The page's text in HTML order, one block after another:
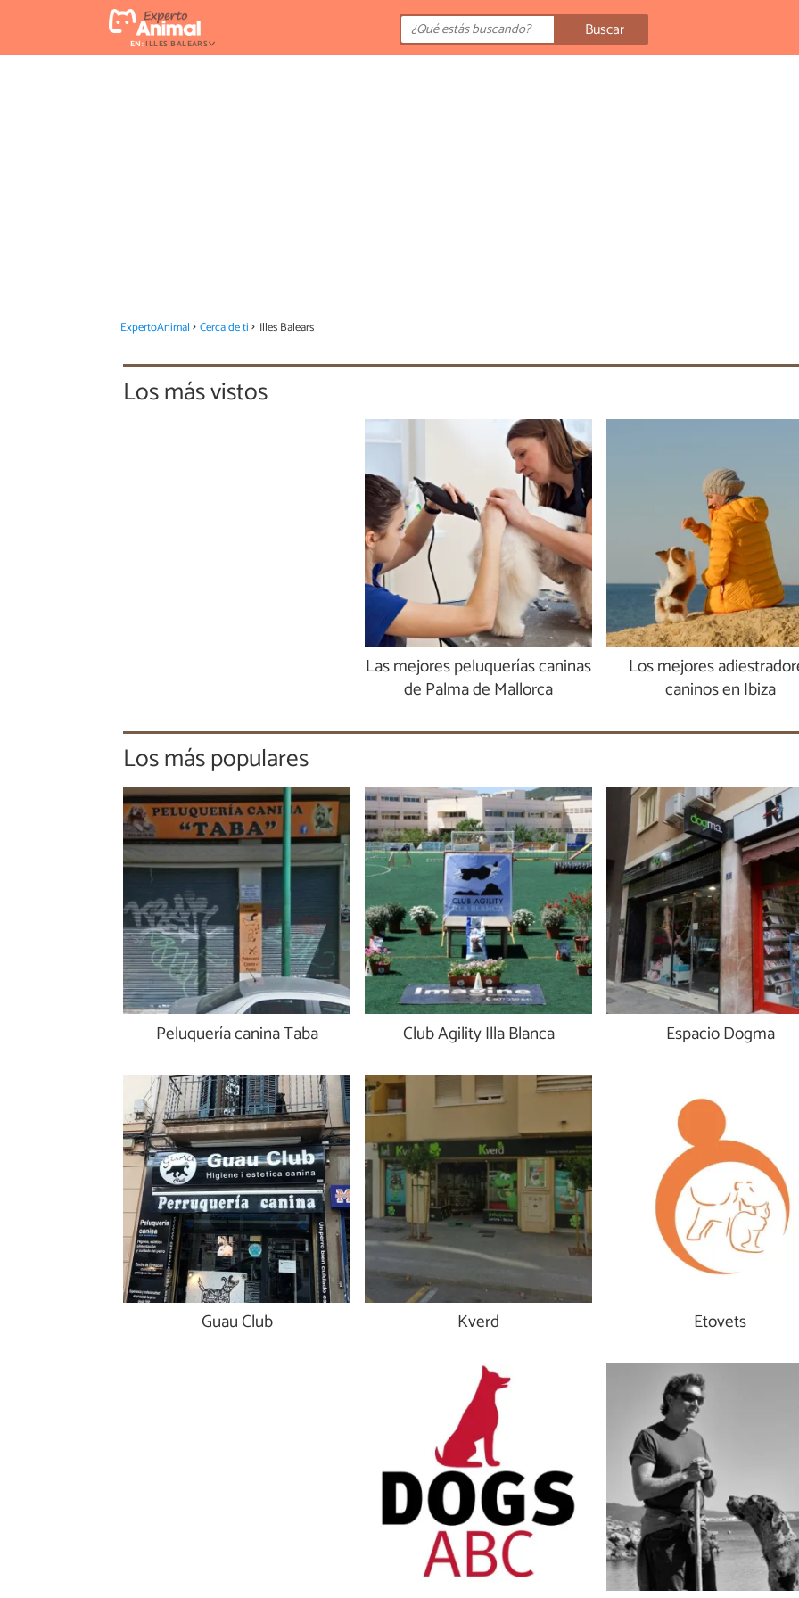
EN:ILLES BALEARS
Buscar
ExpertoAnimal Cerca de ti Illes Balears
Los más vistos
Las mejores peluquerías caninas
de Palma de Mallorca
Los mejores
caninos en Ibiza
Los más populares
Peluquería canina Taba Club Agility Illa Blanca Espacio Dogma
Guau Club Kverd Etovets